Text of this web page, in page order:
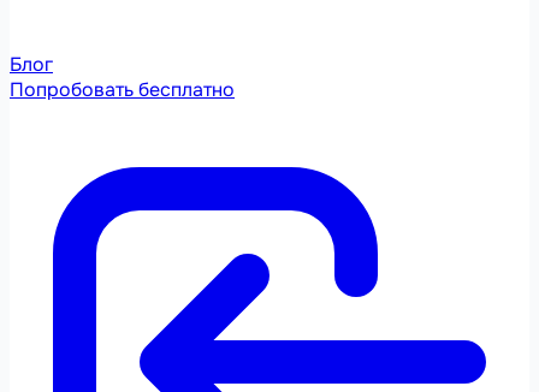
Блог
Попробовать бесплатно